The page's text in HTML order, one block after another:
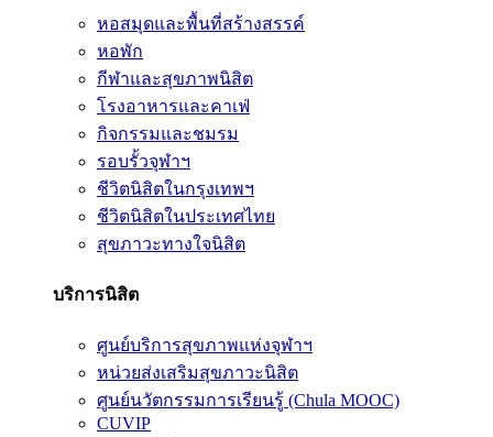
หอสมุดและพื้นที่สร้างสรรค์
หอพัก
กีฬาและสุขภาพนิสิต
โรงอาหารและคาเฟ่
กิจกรรมและชมรม
รอบรั้วจุฬาฯ
ชีวิตนิสิตในกรุงเทพฯ
ชีวิตนิสิตในประเทศไทย
สุขภาวะทางใจนิสิต
บริการนิสิต
ศูนย์บริการสุขภาพแห่งจุฬาฯ
หน่วยส่งเสริมสุขภาวะนิสิต
ศูนย์นวัตกรรมการเรียนรู้ (Chula MOOC)
CUVIP